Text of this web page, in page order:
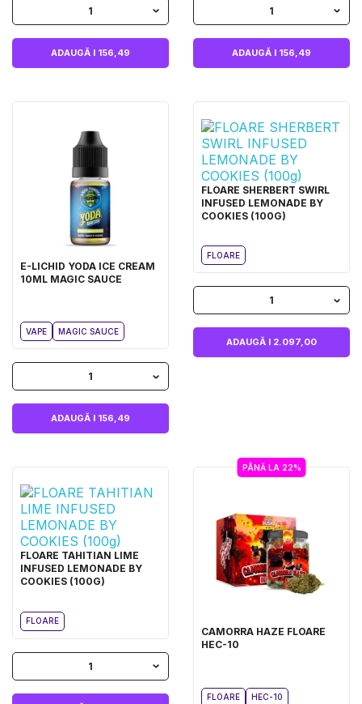
1
ADAUGĂ I 156,49
1
ADAUGĂ I 156,49
E-LICHID YODA ICE CREAM
10ML MAGIC SAUCE
VAPE MAGIC SAUCE
1
ADAUGĂ I 156,49
FLOARE SHERBERT SWIRL
INFUSED LEMONADE BY
COOKIES (100G)
FLOARE
1
ADAUGĂ I 2.097,00
FLOARE TAHITIAN LIME
INFUSED LEMONADE BY
COOKIES (100G)
FLOARE
1
PÂNĂ LA 22%
CAMORRA HAZE FLOARE
HEC-10
FLOARE HEC-10